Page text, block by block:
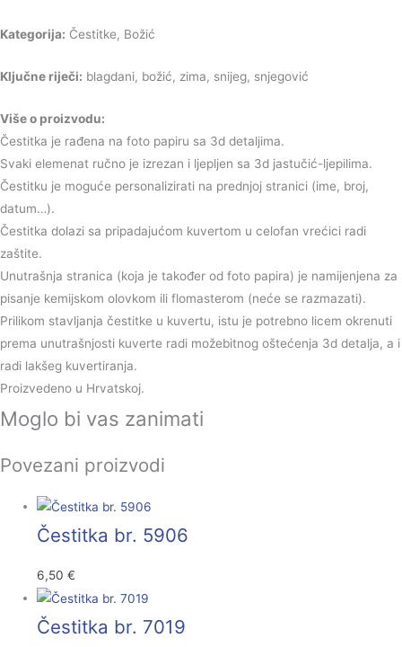
Kategorija: Čestitke, Božić
Ključne riječi: blagdani, božić, zima, snijeg, snjegović
Više o proizvodu:
Čestitka je rađena na foto papiru sa 3d detaljima.
Svaki elemenat ručno je izrezan i ljepljen sa 3d jastučić-ljepilima.
Čestitku je moguće personalizirati na prednjoj stranici (ime, broj,
datum…).
Čestitka dolazi sa pripadajućom kuvertom u celofan vrećici radi
zaštite.
Unutrašnja stranica (koja je također od foto papira) je namijenjena za
pisanje kemijskom olovkom ili flomasterom (neće se razmazati).
Prilikom stavljanja čestitke u kuvertu, istu je potrebno licem okrenuti
prema unutrašnjosti kuverte radi možebitnog oštećenja 3d detalja, a i
radi lakšeg kuvertiranja.
Proizvedeno u Hrvatskoj.
Moglo bi vas zanimati
Povezani proizvodi
Čestitka br. 5906
6,50€
Čestitka br. 7019